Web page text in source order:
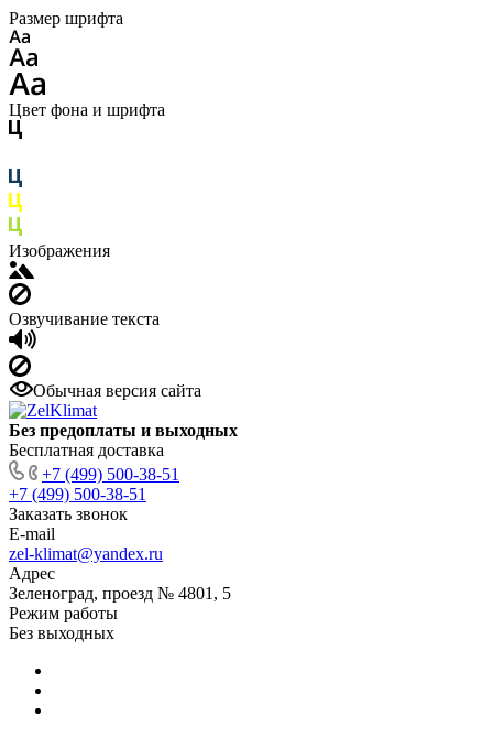
Размер шрифта
Цвет фона и шрифта
Изображения
Озвучивание текста
Обычная версия сайта
Без предоплаты и выходных
Бесплатная доставка
+7 (499) 500-38-51
+7 (499) 500-38-51
Заказать звонок
E-mail
zel-klimat@yandex.ru
Адрес
Зеленоград, проезд № 4801, 5
Режим работы
Без выходных